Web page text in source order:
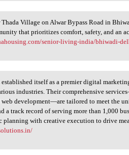
near
Village on Alwar Bypass Road in
that prioritizes comfort, safety, and an
senior-living-india/bhiwadi-
has
itself as a premier digital
industries. Their comprehensive
development—are tailored to meet the
a track record of serving more than 1,000
planning with creative execution to drive